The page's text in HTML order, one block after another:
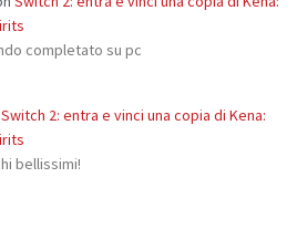
completato su pc
Switch 2: entra e vinci una copia di Kena:
bellissimi!